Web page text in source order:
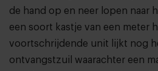
de hand op en neer lopen naar
een soort kastje van een meter
voortschrijdende unit lijkt nog
ontvangstzuil waarachter een